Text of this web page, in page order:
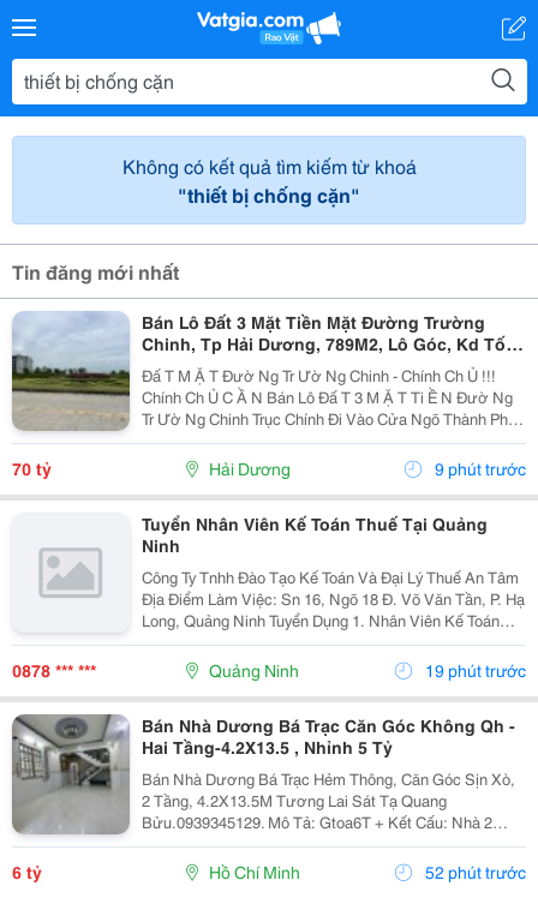
Không có kết quả tìm kiếm từ khoá
"thiết bị chống cặn"
Tin đăng mới nhất
Bán Lô Đất 3 Mặt Tiền Mặt Đường Trường
Chinh, Tp Hải Dương, 789M2, Lô Góc, Kd Tốt,
Vị Trí Đẹp
Đấ T M Ặ T Đườ Ng Tr Ườ Ng Chinh - Chính Ch Ủ !!!
Chính Ch Ủ C Ầ N Bán Lô Đấ T 3 M Ặ T Ti Ề N Đườ Ng
Tr Ườ Ng Chinh Trục Chính Đi Vào Cửa Ngõ Thành Ph Ố
H Ả I D Ươ Ng - Di Ệ N Tích 789M2, Lô Góc 3 M Ặ T Ti Ề
70 tỷ Hải Dương 9 phút trước
Tuyển Nhân Viên Kế Toán Thuế Tại Quảng
Ninh
Công Ty Tnhh Đào Tạo Kế Toán Và Đại Lý Thuế An Tâm
Địa Điểm Làm Việc: Sn 16, Ngõ 18 Đ. Võ Văn Tần, P. Hạ
Long, Quảng Ninh Tuyển Dụng 1. Nhân Viên Kế Toán
Thuế : 05 Mô Tả Công Việc: &Bull; Thực Hiện Các Công
Việc Liên Quan Đến Kế Toán Thuế...
0878 *** *** Quảng Ninh 19 phút trước
Bán Nhà Dương Bá Trạc Căn Góc Không Qh -
Hai Tầng-4.2X13.5 , Nhỉnh 5 Tỷ
Bán Nhà Dương Bá Trạc Hẻm Thông, Căn Góc Sịn Xò,
2 Tầng, 4.2X13.5M Tương Lai Sát Tạ Quang
Bửu.0939345129. Mô Tả: Gtoa6T + Kết Cấu: Nhà 2
Tầng Btct Kiên Cố, 2 Phòng. + Vị Trí: Ngay Dương Bá
Trạc Thông Tạ Quang Bửu, Âu Dương Lân, Nguyễn Thị
Tần, Dạ...
6 tỷ Hồ Chí Minh 52 phút trước